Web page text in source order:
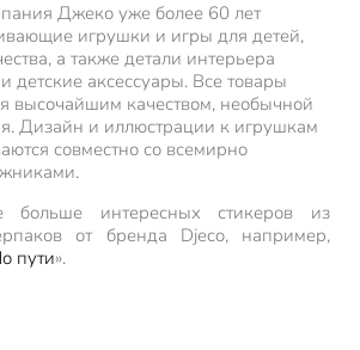
Джеко уже более 60 лет
игрушки и игры для детей,
а также детали интерьера
детские аксессуары. Все товары
высочайшим качеством, необычной
Дизайн и иллюстрации к игрушкам
совместно со всемирно
больше интересных стикеров из
от бренда Djeco, например,
пути».